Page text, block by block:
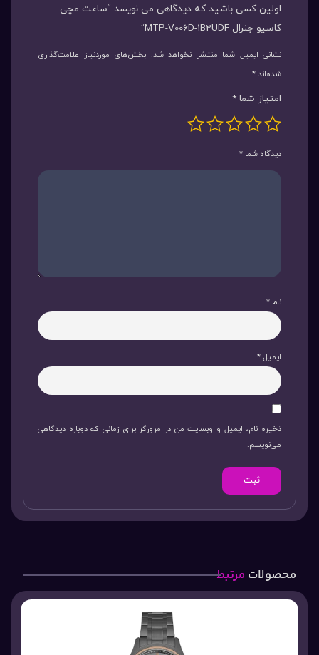
اولین کسی باشید که دیدگاهی می نویسد “ساعت مچی
کاسیو جنرال MTP-V006D-1B2UDF”
نشانی ایمیل شما منتشر نخواهد شد. بخش‌های موردنیاز علامت‌گذاری
شده‌اند*
امتیاز شما *
دیدگاه شما *
نام *
ایمیل*
ذخیره نام، ایمیل و وبسایت من در مرورگر برای زمانی که دوباره دیدگاهی
می‌نویسم.
محصولات مرتبط